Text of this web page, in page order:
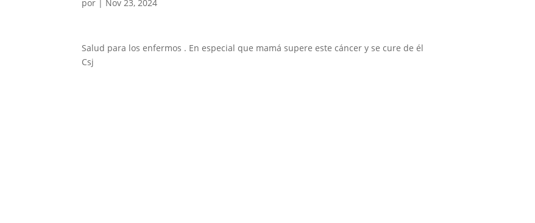
por Nov 23, 2024
Salud para los enfermos . En especial que mamá supere este cáncer y se cure de él
Csj